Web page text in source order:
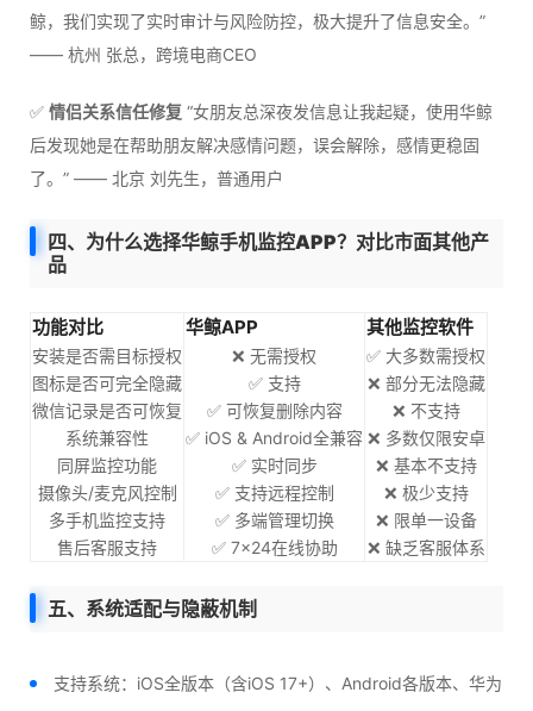
鲸，我们实现了实时审计与风险防控，极大提升了信息安全。”
—— 杭州 张总，跨境电商CEO
✅ 情侣关系信任修复 “女朋友总深夜发信息让我起疑，使用华鲸
后发现她是在帮助朋友解决感情问题，误会解除，感情更稳固
了。” —— 北京 刘先生，普通用户
四、为什么选择华鲸手机监控APP？对比市面其他产
品
功能对比 华鲸APP 其他监控软件
安装是否需目标授权 ❌ 无需授权
✅ 大多数需授权
图标是否可完全隐藏
✅ 支持
❌ 部分无法隐藏
微信记录是否可恢复
✅ 可恢复删除内容
❌ 不支持
系统兼容性
✅ iOS & Android全兼容 ❌ 多数仅限安卓
同屏监控功能
✅ 实时同步
❌ 基本不支持
摄像头/麦克风控制
✅ 支持远程控制
❌ 极少支持
多手机监控支持
✅ 多端管理切换
❌ 限单一设备
售后客服支持
✅ 7×24在线协助 ❌ 缺乏客服体系
五、系统适配与隐蔽机制
支持系统：iOS全版本（含iOS 17+）、Android各版本、华为